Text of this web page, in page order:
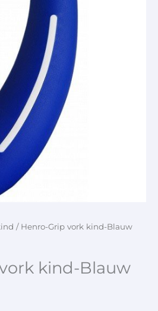
/ Henro-Grip vork kind-Blauw
kind-Blauw